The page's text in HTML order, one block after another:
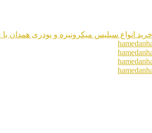
انواع سیلیس میکرونیزه و پودری همدان با